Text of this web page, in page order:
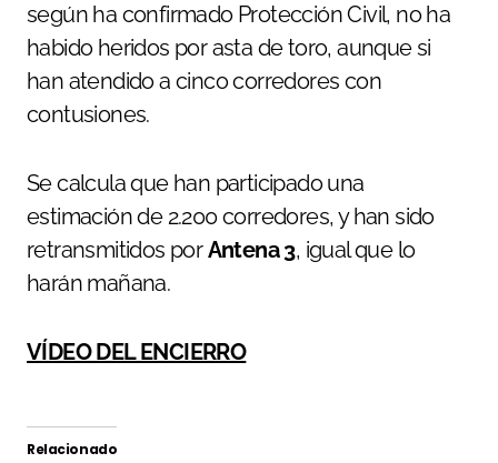
según ha confirmado Protección Civil, no ha
habido heridos por asta de toro, aunque si
han atendido a cinco corredores con
contusiones.
Se calcula que han participado una
estimación de 2.200 corredores, y han sido
retransmitidos porAntena 3, igual que lo
harán mañana.
VÍDEO DEL ENCIERRO
Relacionado